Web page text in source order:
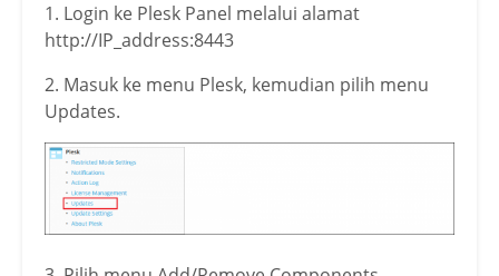
1. Login ke Plesk Panel melalui alamat
http://IP_address:8443
2. Masuk ke menu Plesk, kemudian pilih menu
Updates.